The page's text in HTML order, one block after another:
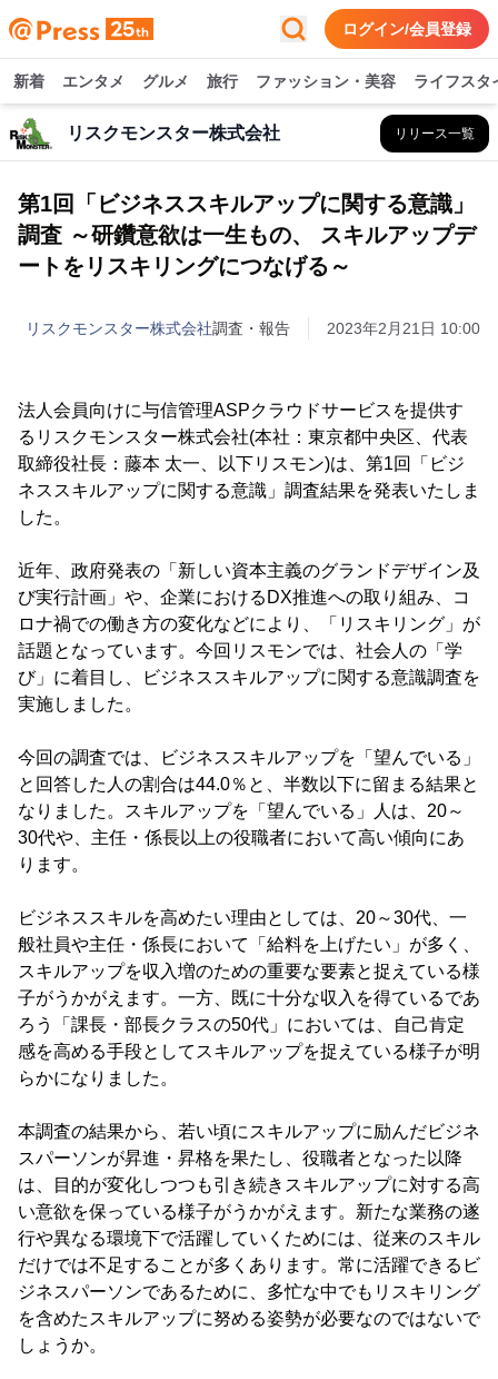
ログイン/会員登録
新着 エンタメ グルメ 旅行 ファッション・美容 ライフスタ
リスクモンスター株式会社 リリース一覧
第1回「ビジネススキルアップに関する意識」
調査 ～研鑽意欲は一生もの、 スキルアップデ
ートをリスキリングにつなげる～
リスクモンスター株式会社調査・報告 2023年2月21日 10:00
法人会員向けに与信管理ASPクラウドサービスを提供す
るリスクモンスター株式会社(本社：東京都中央区、代表
取締役社長：藤本 太一、以下リスモン)は、第1回「ビジ
ネススキルアップに関する意識」調査結果を発表いたしま
した。
近年、政府発表の「新しい資本主義のグランドデザイン及
び実行計画」や、企業におけるDX推進への取り組み、コ
ロナ禍での働き方の変化などにより、「リスキリング」が
話題となっています。今回リスモンでは、社会人の「学
び」に着目し、ビジネススキルアップに関する意識調査を
実施しました。
今回の調査では、ビジネススキルアップを「望んでいる」
と回答した人の割合は44.0％と、半数以下に留まる結果と
なりました。スキルアップを「望んでいる」人は、20～
30代や、主任・係長以上の役職者において高い傾向にあ
ります。
ビジネススキルを高めたい理由としては、20～30代、一
般社員や主任・係長において「給料を上げたい」が多く、
スキルアップを収入増のための重要な要素と捉えている様
子がうかがえます。一方、既に十分な収入を得ているであ
ろう「課長・部長クラスの50代」においては、自己肯定
感を高める手段としてスキルアップを捉えている様子が明
らかになりました。
本調査の結果から、若い頃にスキルアップに励んだビジネ
スパーソンが昇進・昇格を果たし、役職者となった以降
は、目的が変化しつつも引き続きスキルアップに対する高
い意欲を保っている様子がうかがえます。新たな業務の遂
行や異なる環境下で活躍していくためには、従来のスキル
だけでは不足することが多くあります。常に活躍できるビ
ジネスパーソンであるために、多忙な中でもリスキリング
を含めたスキルアップに努める姿勢が必要なのではないで
しょうか。